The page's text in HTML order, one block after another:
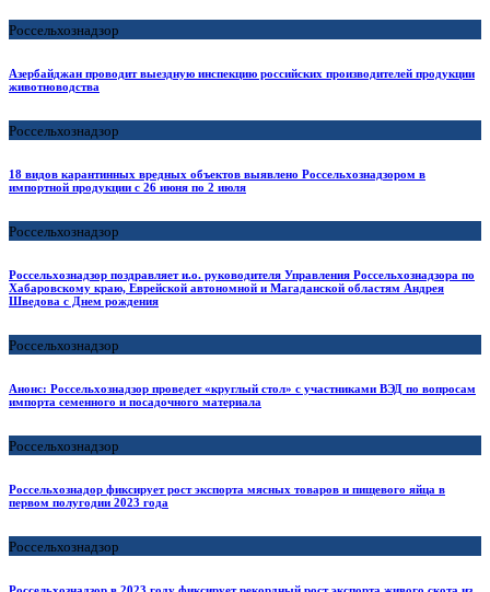
Россельхознадзор
Азербайджан проводит выездную инспекцию российских производителей продукции
животноводства
Россельхознадзор
18 видов карантинных вредных объектов выявлено Россельхознадзором в
импортной продукции с 26 июня по 2 июля
Россельхознадзор
Россельхознадзор поздравляет и.о. руководителя Управления Россельхознадзора по
Хабаровскому краю, Еврейской автономной и Магаданской областям Андрея
Шведова с Днем рождения
Россельхознадзор
Анонс: Россельхознадзор проведет «круглый стол» с участниками ВЭД по вопросам
импорта семенного и посадочного материала
Россельхознадзор
Россельхознадор фиксирует рост экспорта мясных товаров и пищевого яйца в
первом полугодии 2023 года
Россельхознадзор